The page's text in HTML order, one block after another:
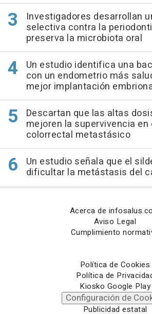
Investigadores desarrollan
selectiva contra la
preserva la microbiota oral
Un estudio identifica una
con un endometrio más
mejor implantación
Descartan que las altas
mejoren la supervivencia en
colorrectal metastásico
Un estudio señala que el
dificultar la metástasis del
Acerca de
Aviso Legal
Cumplimiento
Política de Cookies
Política de
Kiosko Google Play
Configuración de
Publicidad estatal